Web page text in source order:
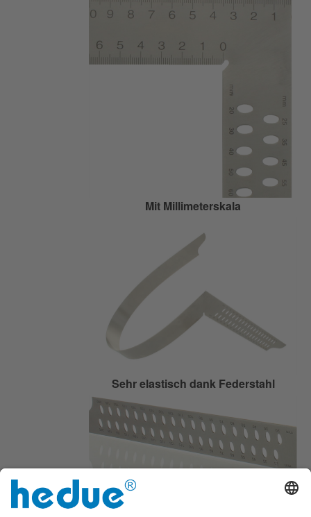
Mit Millimeterskala
Sehr elastisch dank Federstahl